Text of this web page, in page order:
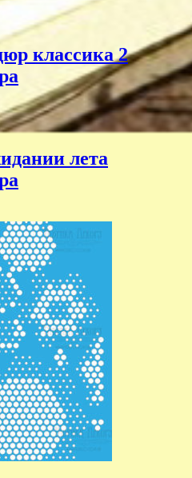
классика 2
лета